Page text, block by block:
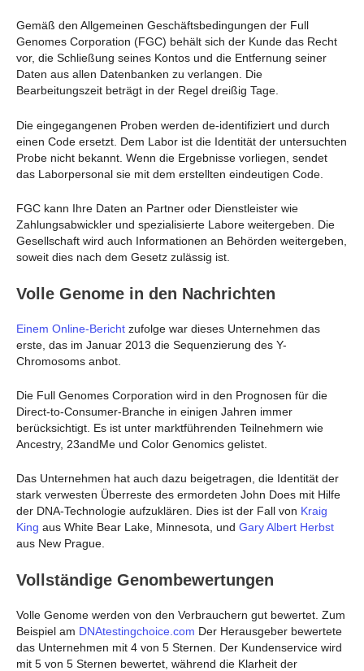
Gemäß den Allgemeinen Geschäftsbedingungen der Full
Genomes Corporation (FGC) behält sich der Kunde das Recht
vor, die Schließung seines Kontos und die Entfernung seiner
Daten aus allen Datenbanken zu verlangen. Die
Bearbeitungszeit beträgt in der Regel dreißig Tage.
Die eingegangenen Proben werden de-identifiziert und durch
einen Code ersetzt. Dem Labor ist die Identität der untersuchten
Probe nicht bekannt. Wenn die Ergebnisse vorliegen, sendet
das Laborpersonal sie mit dem erstellten eindeutigen Code.
FGC kann Ihre Daten an Partner oder Dienstleister wie
Zahlungsabwickler und spezialisierte Labore weitergeben. Die
Gesellschaft wird auch Informationen an Behörden weitergeben,
soweit dies nach dem Gesetz zulässig ist.
Volle Genome in den Nachrichten
Einem Online-Bericht zufolge war dieses Unternehmen das
erste, das im Januar 2013 die Sequenzierung des Y-
Chromosoms anbot.
Die Full Genomes Corporation wird in den Prognosen für die
Direct-to-Consumer-Branche in einigen Jahren immer
berücksichtigt. Es ist unter marktführenden Teilnehmern wie
Ancestry, 23andMe und Color Genomics gelistet.
Das Unternehmen hat auch dazu beigetragen, die Identität der
stark verwesten Überreste des ermordeten John Does mit Hilfe
der DNA-Technologie aufzuklären. Dies ist der Fall von Kraig
King aus White Bear Lake, Minnesota, und Gary Albert Herbst
aus New Prague.
Vollständige Genombewertungen
Volle Genome werden von den Verbrauchern gut bewertet. Zum
Beispiel am DNAtestingchoice.com Der Herausgeber bewertete
das Unternehmen mit 4 von 5 Sternen. Der Kundenservice wird
mit 5 von 5 Sternen bewertet, während die Klarheit der